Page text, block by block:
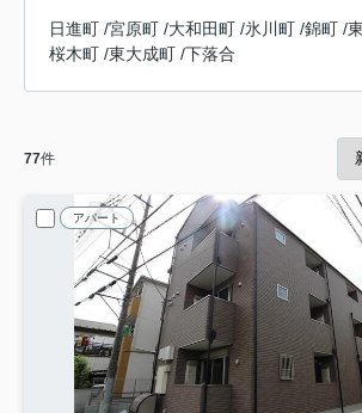
日進町 /宮原町 /大和田町 /氷川町 /錦町 /
桜木町 /東大成町 /下落合
77件
アパート